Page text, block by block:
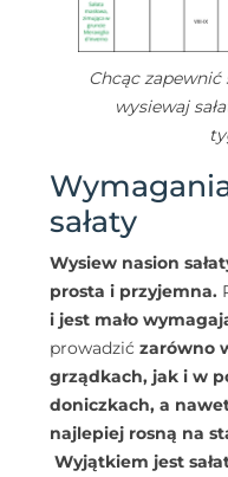
Chcąc zapewnić
wysiewaj
sałaty
Wysiew nasion
prosta i przyjemna.
i jest mało
prowadzić zarówno
grządkach, jak i w
doniczkach, a
najlepiej rosną na
Wyjątkiem jest